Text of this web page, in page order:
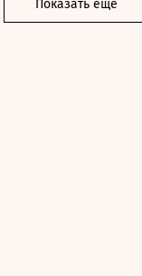
Показать еще